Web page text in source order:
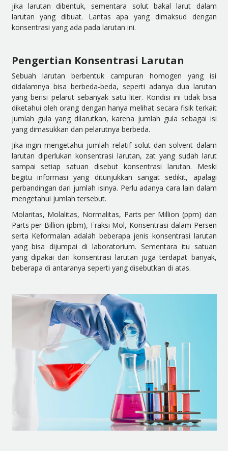
jika larutan dibentuk, sementara solut bakal larut dalam
larutan yang dibuat. Lantas apa yang dimaksud dengan
konsentrasi yang ada pada larutan ini.
Pengertian Konsentrasi Larutan
Sebuah larutan berbentuk campuran homogen yang isi
didalamnya bisa berbeda-beda, seperti adanya dua larutan
yang berisi pelarut sebanyak satu liter. Kondisi ini tidak bisa
diketahui oleh orang dengan hanya melihat secara fisik terkait
jumlah gula yang dilarutkan, karena jumlah gula sebagai isi
yang dimasukkan dan pelarutnya berbeda.
Jika ingin mengetahui jumlah relatif solut dan solvent dalam
larutan diperlukan konsentrasi larutan, zat yang sudah larut
sampai setiap satuan disebut konsentrasi larutan. Meski
begitu informasi yang ditunjukkan sangat sedikit, apalagi
perbandingan dari jumlah isinya. Perlu adanya cara lain dalam
mengetahui jumlah tersebut.
Molaritas, Molalitas, Normalitas, Parts per Million (ppm) dan
Parts per Billion (pbm), Fraksi Mol, Konsentrasi dalam Persen
serta Keformalan adalah beberapa jenis konsentrasi larutan
yang bisa dijumpai di laboratorium. Sementara itu satuan
yang dipakai dari konsentrasi larutan juga terdapat banyak,
beberapa di antaranya seperti yang disebutkan di atas.